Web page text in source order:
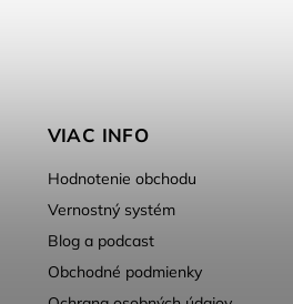
VIAC INFO
Hodnotenie obchodu
Vernostný systém
Blog a podcast
Obchodné podmienky